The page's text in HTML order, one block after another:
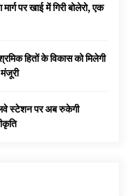
पर खाई में गिरी बोलेरो, एक
हितों के विकास को मिलेगी
स्टेशन पर अब रुकेगी